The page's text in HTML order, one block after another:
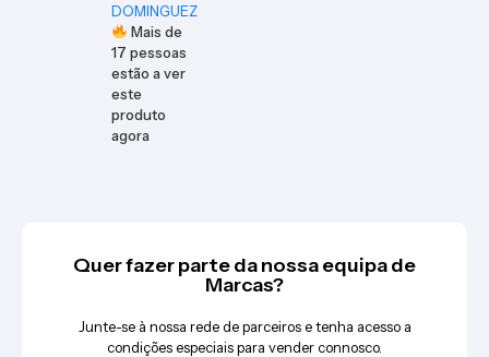
DOMINGUEZ
Mais de
17 pessoas
estão a ver
este
produto
agora
Quer fazer parte da nossa equipa de
Marcas?
Junte-se à nossa rede de parceiros e tenha acesso a
condições especiais para vender connosco.